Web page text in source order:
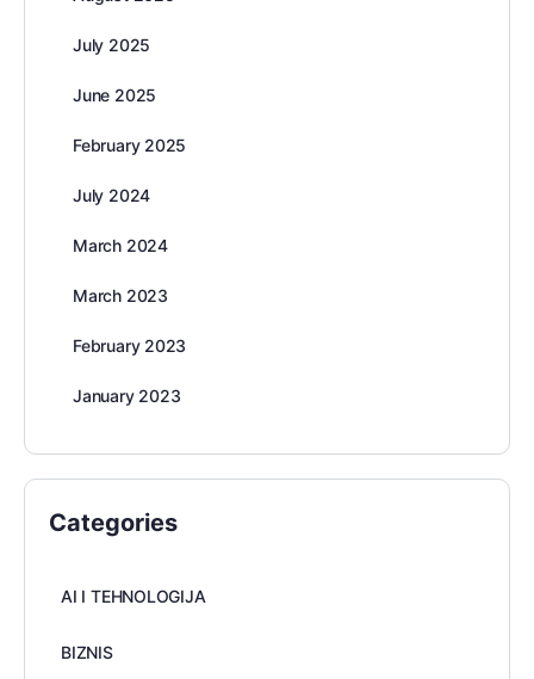
July 2025
June 2025
February 2025
July 2024
March 2024
March 2023
February 2023
January 2023
Categories
AI I TEHNOLOGIJA
BIZNIS